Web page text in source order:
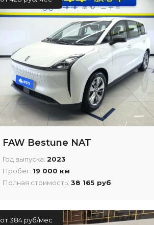
FAW Bestune NAT
Год выпуска:2023
Пробег: 19 000 км
Полная стоимость:38 165 руб
от 384 руб/мес